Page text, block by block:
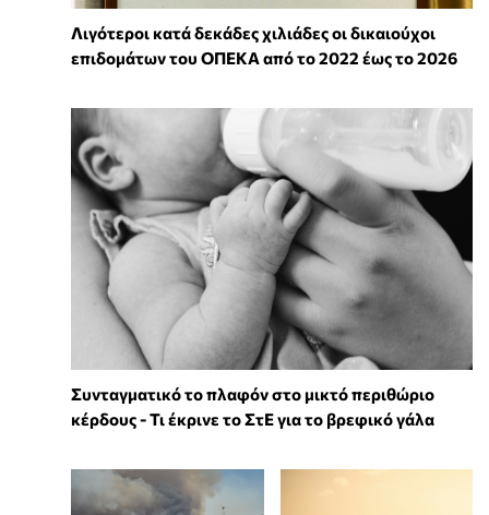
Λιγότεροι κατά δεκάδες χιλιάδες οι δικαιούχοι
επιδομάτων του ΟΠΕΚΑ από το 2022 έως το 2026
Συνταγματικό το πλαφόν στο μικτό περιθώριο
κέρδους - Τι έκρινε το ΣτΕ για το βρεφικό γάλα